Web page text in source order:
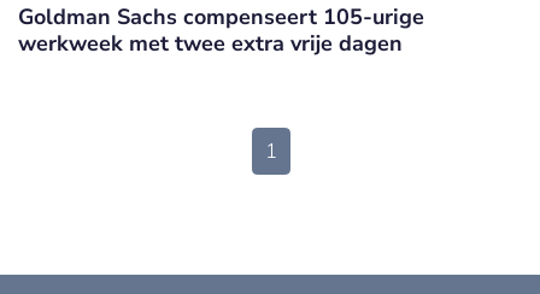
Goldman Sachs compenseert 105-urige
werkweek met twee extra vrije dagen
1